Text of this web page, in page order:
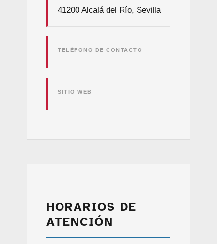
41200 Alcalá del Río, Sevilla
TELÉFONO DE CONTACTO
SITIO WEB
HORARIOS DE
ATENCIÓN